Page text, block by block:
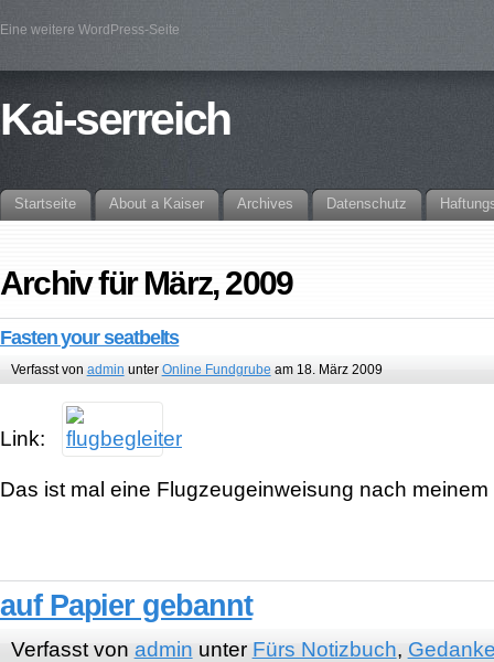
Eine weitere WordPress-Seite
Kai-serreich
Startseite About a Kaiser Archives Datenschutz
Archiv für März, 2009
Fasten your seatbelts
Verfasst von admin unter Online Fundgrubeam 18. März 2009
Link:
Das ist mal eine Flugzeugeinweisung nach
auf Papier gebannt
Verfasst von admin unter Fürs Notizbuch,